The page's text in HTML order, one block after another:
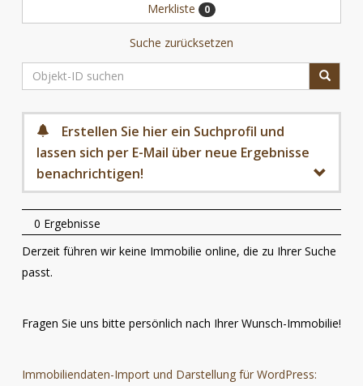
Merkliste 0
Suche zurücksetzen
Erstellen Sie hier ein Suchprofil und
lassen sich per E-Mail über neue Ergebnisse
benachrichtigen!
0 Ergebnisse
Derzeit führen wir keine Immobilie online, die zu Ihrer Suche
passt.
Fragen Sie uns bitte persönlich nach Ihrer Wunsch-Immobilie!
Immobiliendaten-Import und Darstellung für WordPress: